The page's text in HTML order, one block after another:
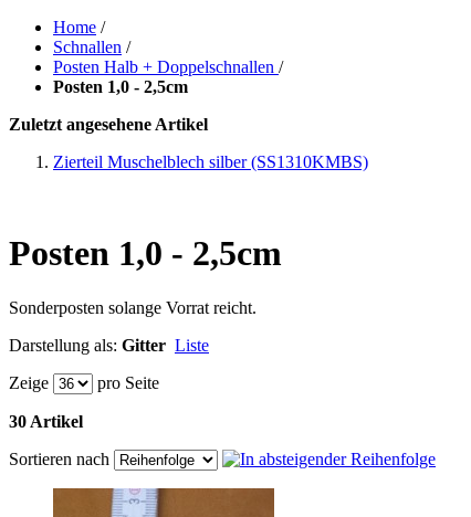
Home /
Schnallen /
Posten Halb + Doppelschnallen /
Posten 1,0 - 2,5cm
Zuletzt angesehene Artikel
Zierteil Muschelblech silber (SS1310KMBS)
Posten 1,0 - 2,5cm
Sonderposten solange Vorrat reicht.
Darstellung als: Gitter Liste
Zeige
pro Seite
30 Artikel
Sortieren nach